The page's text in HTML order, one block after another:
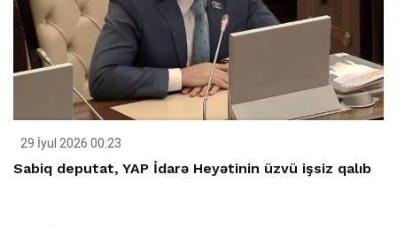
29 İyul 2026 00:23
Sabiq deputat, YAP İdarə Heyətinin üzvü işsiz qalıb